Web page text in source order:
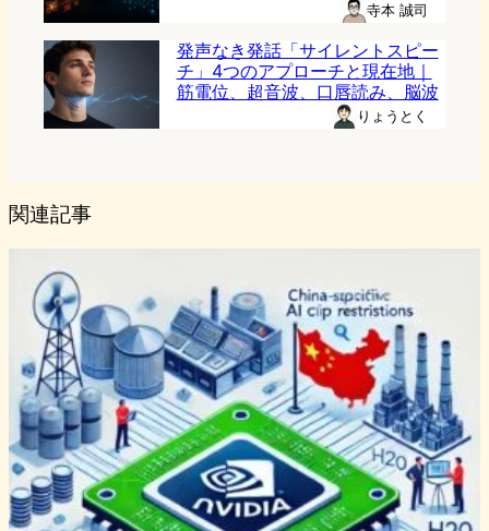
寺本 誠司
発声なき発話「サイレントスピー
チ」4つのアプローチと現在地｜
筋電位、超音波、口唇読み、脳波
りょうとく
関連記事